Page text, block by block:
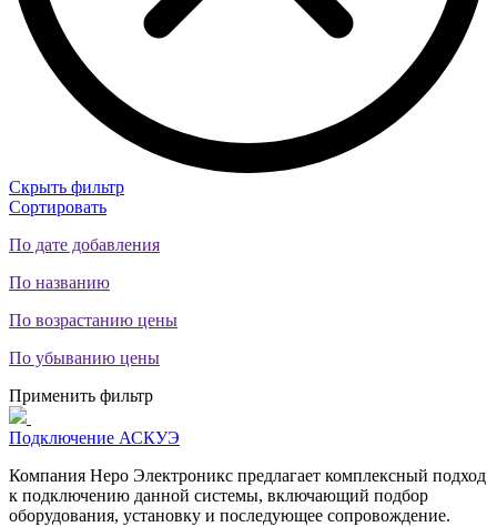
Скрыть фильтр
Сортировать
По дате добавления
По названию
По возрастанию цены
По убыванию цены
Применить фильтр
Подключение АСКУЭ
Компания Неро Электроникс предлагает комплексный подход
к подключению данной системы, включающий подбор
оборудования, установку и последующее сопровождение.